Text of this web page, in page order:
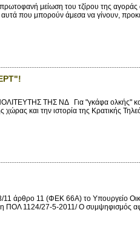
μείωση του τζίρου της αγοράς
που μπορούν άμεσα να γίνουν,
ΤΗΣ ΝΔ Για "γκάφα ολκής" και
και την ιστορία της Κρατικής
11 (ΦΕΚ 66Α) το Υπουργείο
η ΠΟΛ 1124/27-5-2011/ Ο συμψηφισμός